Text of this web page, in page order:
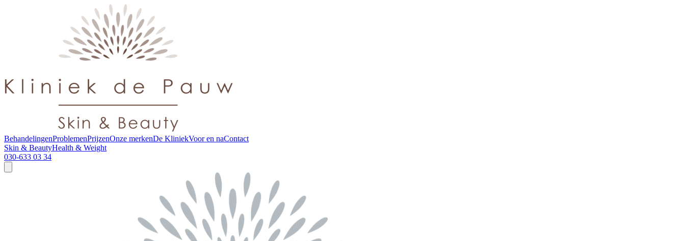
BehandelingenProblemenPrijzenOnze merkenDe KliniekVoor en naContact
Skin & BeautyHealth & Weight
030-633 03 34